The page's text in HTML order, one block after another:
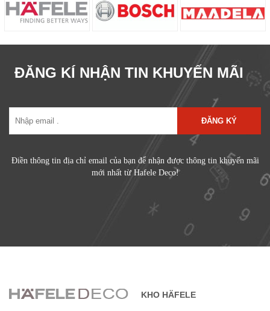
ĐĂNG KÍ NHẬN TIN KHUYẾN MÃI
ĐĂNG KÝ
Điền thông tin địa chỉ email của bạn để nhận được thông tin khuyến mãi
mới nhất từ Hafele Deco!
KHO HÄFELE